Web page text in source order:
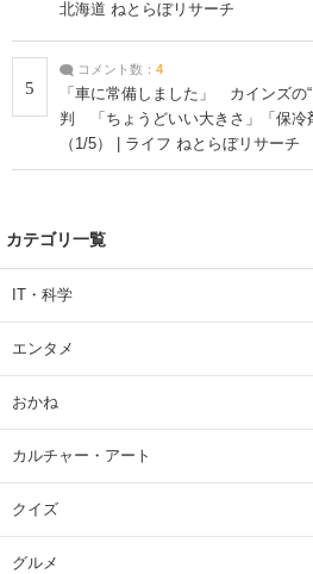
北海道 ねとらぼリサーチ
5
コメント数： 4
「車に常備しました」 カインズの
判 「ちょうどいい大きさ」「保冷
（1/5） | ライフ ねとらぼリサーチ
カテゴリ一覧
IT・科学
エンタメ
おかね
カルチャー・アート
クイズ
グルメ